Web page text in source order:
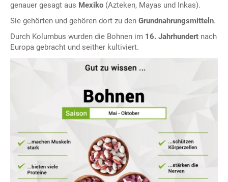
genauer gesagt aus Mexiko (Azteken, Mayas und Inkas).
Sie gehörten und gehören dort zu den Grundnahrungsmitteln.
Durch Kolumbus wurden die Bohnen im 16. Jahrhundert nach
Europa gebracht und seither kultiviert.